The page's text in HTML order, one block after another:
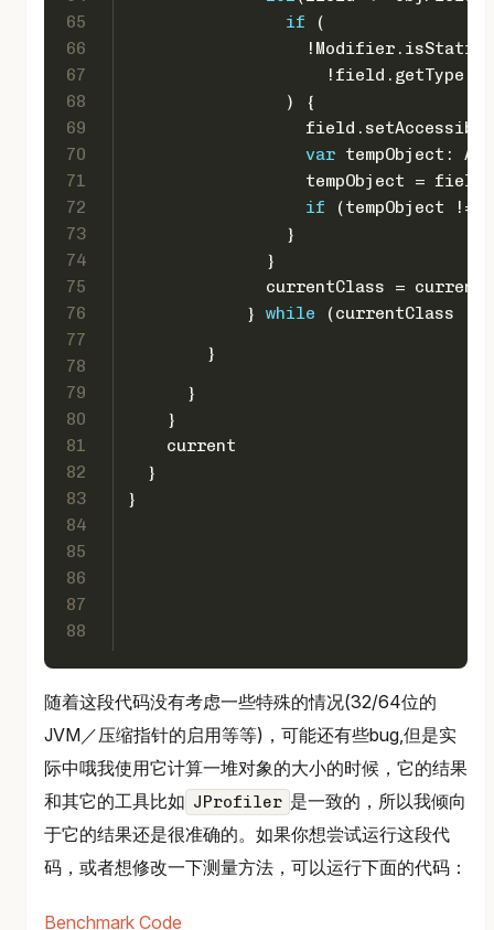
65
66
67
68
69
70
71
72
73
74
75
76
77
78
79
80
81
82
83
84
85
86
87
88
if (
                  !
Modifier
                ) {
var tempObject:
tempObject =
if (tempObject !=
                }
              }
currentClass =
            }
while (currentClass !=
        }
      }
    }
    current
  }
}
随着这段代码没有考虑一些特殊的情况(32/64位的
JVM／压缩指针的启用等等)，可能还有些bug,但是实
际中哦我使用它计算一堆对象的大小的时候，它的结果
和其它的工具比如 JProfiler 是一致的，所以我倾向
于它的结果还是很准确的。如果你想尝试运行这段代
码，或者想修改一下测量方法，可以运行下面的代码：
Benchmark Code